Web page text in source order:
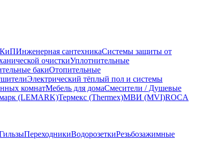
КиПИнженерная сантехникаСистемы защиты от
очисткиУплотнительные
бакиОтопительные
Электрический тёплый пол и системы
комнатМебель для домаСмесители / Душевые
(LEMARK)Термекс (Thermex)МВИ (MVI)ROCA
ПереходникиВодорозеткиРезьбозажимные